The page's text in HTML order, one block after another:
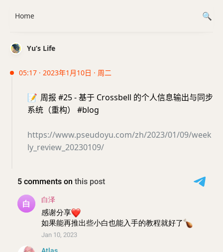
Yu’s Life
05:17 · 2023年1月10日 · 周二
📝 周报 #25 - 基于 Crossbell 的个人信息输出与同步
系统（重构） #blog
https://www.pseudoyu.com/zh/2023/01/09/week
ly_review_20230109/
Home